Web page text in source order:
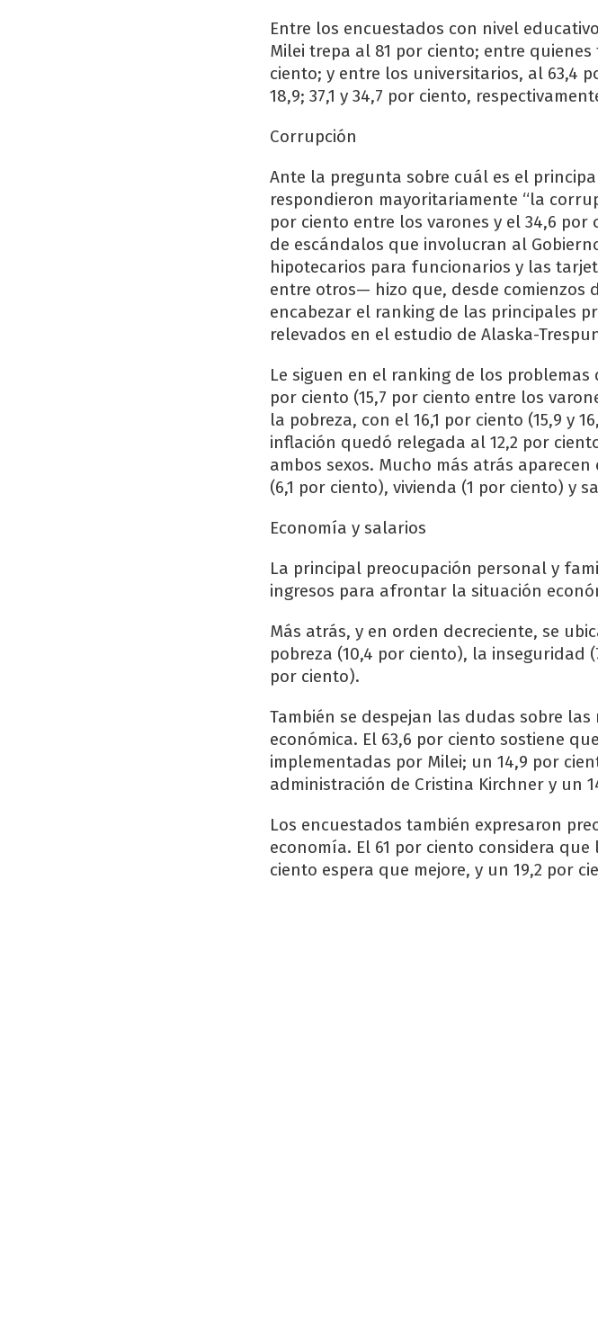
Entre los encuestados con nivel
Milei trepa al 81 por ciento; entre
ciento; y entre los universitarios, al 63,4
18,9; 37,1 y 34,7 por ciento,
Corrupción
Ante la pregunta sobre cuál es el
respondieron mayoritariamente “la
por ciento entre los varones y el 34,6 por
de escándalos que involucran al
hipotecarios para funcionarios y las
entre otros— hizo que, desde comienzos
encabezar el ranking de las principales
relevados en el estudio de Alaska-
Le siguen en el ranking de los
por ciento (15,7 por ciento entre los
la pobreza, con el 16,1 por ciento (15,9 y
inflación quedó relegada al 12,2 por
ambos sexos. Mucho más atrás
(6,1 por ciento), vivienda (1 por ciento) y
Economía y salarios
La principal preocupación personal y
ingresos para afrontar la situación
Más atrás, y en orden decreciente, se
pobreza (10,4 por ciento), la inseguridad
por ciento).
También se despejan las dudas sobre
económica. El 63,6 por ciento sostiene
implementadas por Milei; un 14,9 por
administración de Cristina Kirchner y un
Los encuestados también expresaron
economía. El 61 por ciento considera
ciento espera que mejore, y un 19,2 por